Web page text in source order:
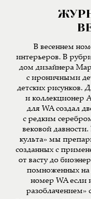
В весеннем
интерьеров. В
дом дизайнера
с ироничными
детских рисунков.
и коллекционер
для WA создал
с редким
вековой
культа» мы
созданных с
от васту до
помноженных на
номер WA если
разоблачением»